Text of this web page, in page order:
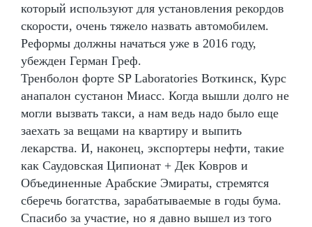
который используют для установления рекордов
скорости, очень тяжело назвать автомобилем.
Реформы должны начаться уже в 2016 году,
убежден Герман Греф.
Тренболон форте SP Laboratories Воткинск, Курс
анапалон сустанон Миасс. Когда вышли долго не
могли вызвать такси, а нам ведь надо было еще
заехать за вещами на квартиру и выпить
лекарства. И, наконец, экспортеры нефти, такие
как Саудовская Ципионат + Дек Ковров и
Объединенные Арабские Эмираты, стремятся
сберечь богатства, зарабатываемые в годы бума.
Спасибо за участие, но я давно вышел из того